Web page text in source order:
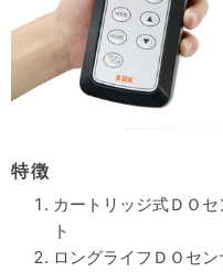
特徴
カートリッジ式ＤＯ
ト
ロングライフＤＯセン